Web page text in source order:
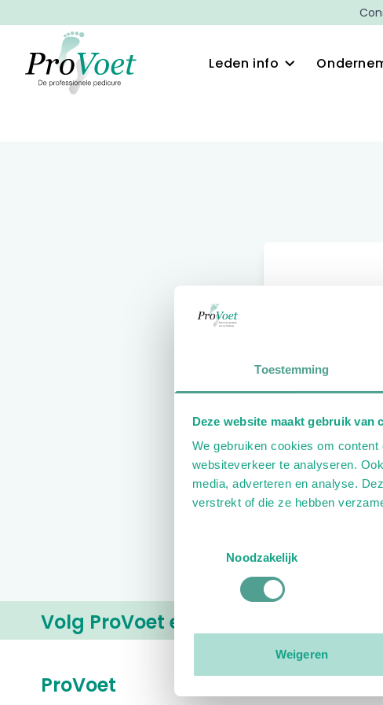
Toestemming
Deze website maakt gebruik van
We gebruiken cookies om
websiteverkeer te analyseren.
media, adverteren en analyse.
verstrekt of die ze hebben
Noodzakelijk
Weigeren
Leden info
Volg ProVoet en blijf op de hoogte!
ProVoet